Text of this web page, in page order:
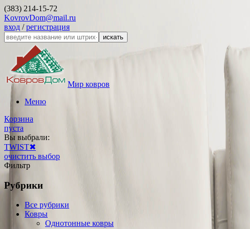
(383) 214-15-72
KovrovDom@mail.ru
вход /регистрация
искать
Мир ковров
Меню
Корзина
пуста
Вы выбрали:
TWIST✖
очистить выбор
Фильтр
Рубрики
Все рубрики
Ковры
Однотонные ковры